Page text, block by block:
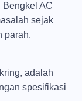
Bengkel AC
sejak
parah.
adalah
spesifikasi